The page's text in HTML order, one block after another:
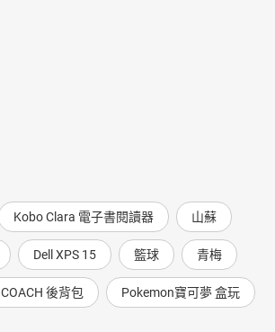
Kobo Clara 電子書閱讀器 山蘇
Dell XPS 15 籃球 青梅
COACH 後背包 Pokemon寶可夢 盒玩